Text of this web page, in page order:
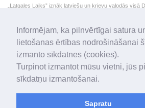
Informējam, ka pilnvērtīgai satura
lietošanas ērtības nodrošināšanai
izmanto sīkdatnes (cookies).
Turpinot izmantot mūsu vietni, jūs
sīkdatņu izmantošanai.
Sapratu
„Latgales Laiks” iznāk latviešu un krievu valodās visā
„Latgales Laiks” latviešu valodā aptver Daugavpils
2026. gada 9. augusts
Svētdiena
Genovefa, Genoveva, Madara